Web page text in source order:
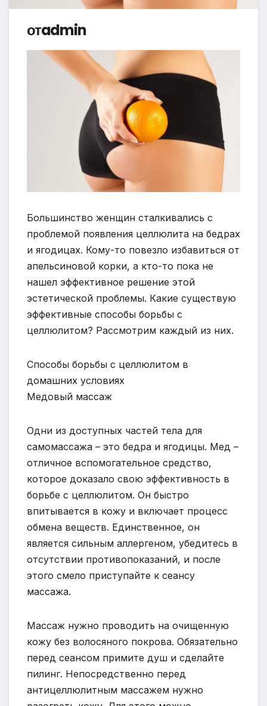
отadmin
Большинство женщин сталкивались с
проблемой появления целлюлита на бедрах
и ягодицах. Кому-то повезло избавиться от
апельсиновой корки, а кто-то пока не
нашел эффективное решение этой
эстетической проблемы. Какие существую
эффективные способы борьбы с
целлюлитом? Рассмотрим каждый из них.
Способы борьбы с целлюлитом в
домашних условиях
Медовый массаж
Одни из доступных частей тела для
самомассажа – это бедра и ягодицы. Мед –
отличное вспомогательное средство,
которое доказало свою эффективность в
борьбе с целлюлитом. Он быстро
впитывается в кожу и включает процесс
обмена веществ. Единственное, он
является сильным аллергеном, убедитесь в
отсутствии противопоказаний, и после
этого смело приступайте к сеансу
массажа.
Массаж нужно проводить на очищенную
кожу без волосяного покрова. Обязательно
перед сеансом примите душ и сделайте
пилинг. Непосредственно перед
антицеллюлитным массажем нужно